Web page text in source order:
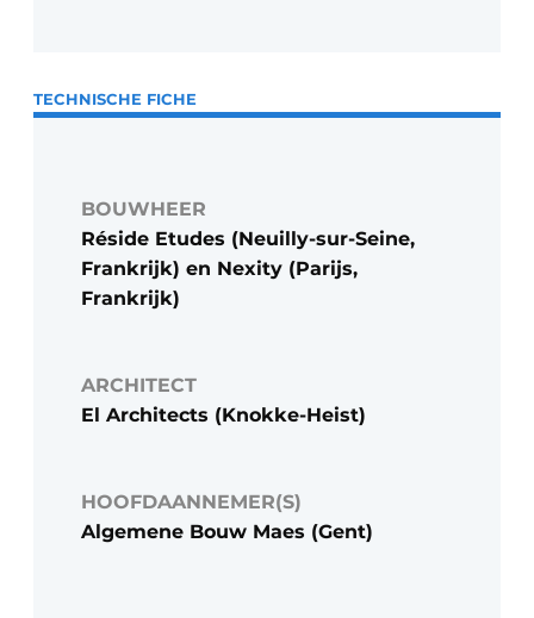
TECHNISCHE FICHE
BOUWHEER
Réside Etudes (Neuilly-sur-Seine,
Frankrijk) en Nexity (Parijs,
Frankrijk)
ARCHITECT
El Architects (Knokke-Heist)
HOOFDAANNEMER(S)
Algemene Bouw Maes (Gent)